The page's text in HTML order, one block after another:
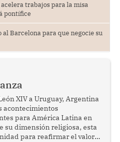
trabajos para la misa
pontífice
Barcelona para que negocie su
XIV a Uruguay, Argentina
acontecimientos
para América Latina en
su dimensión religiosa, esta
para reafirmar el valor